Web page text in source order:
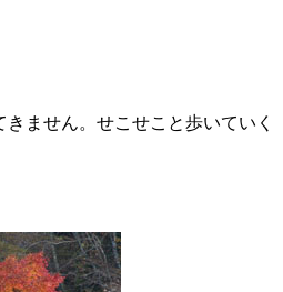
ません。せこせこと歩いていく